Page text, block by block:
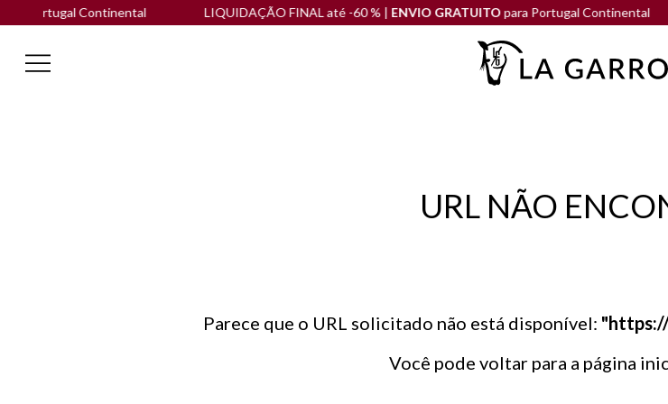
Portugal Continental LIQUIDAÇÃO FINAL até -60 % |ENVIO GRATUITOpara Portugal Continental
URL NÃO
Parece que o URL solicitado não está disponível:
Você pode voltar para a página